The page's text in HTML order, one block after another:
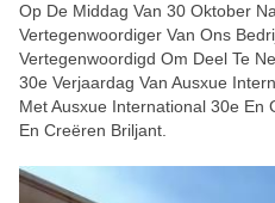
Op De Middag Van 30 Oktober
Vertegenwoordiger Van Ons
Vertegenwoordigd Om Deel Te
30e Verjaardag Van Ausxue
Met Ausxue International 30e En
En Creëren Briljant.